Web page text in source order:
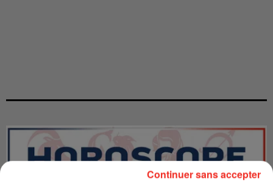
Continuer sans accepter